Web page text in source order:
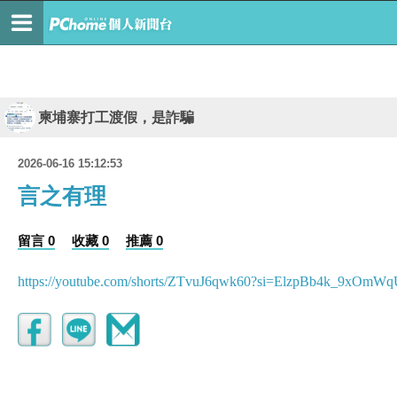
柬埔寨打工渡假，是詐騙
2026-06-16 15:12:53
言之有理
留言 0 收藏 0 推薦 0
https://youtube.com/shorts/